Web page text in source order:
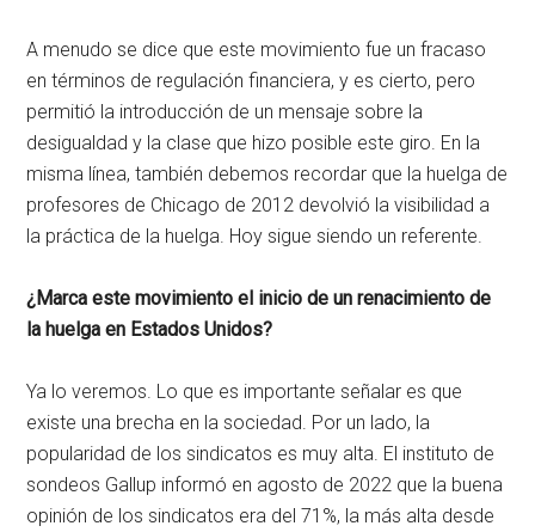
A menudo se dice que este movimiento fue un fracaso
en términos de regulación financiera, y es cierto, pero
permitió la introducción de un mensaje sobre la
desigualdad y la clase que hizo posible este giro. En la
misma línea, también debemos recordar que la huelga de
profesores de Chicago de 2012 devolvió la visibilidad a
la práctica de la huelga. Hoy sigue siendo un referente.
¿Marca este movimiento el inicio de un renacimiento de
la huelga en Estados Unidos?
Ya lo veremos. Lo que es importante señalar es que
existe una brecha en la sociedad. Por un lado, la
popularidad de los sindicatos es muy alta. El instituto de
sondeos Gallup informó en agosto de 2022 que la buena
opinión de los sindicatos era del 71%, la más alta desde